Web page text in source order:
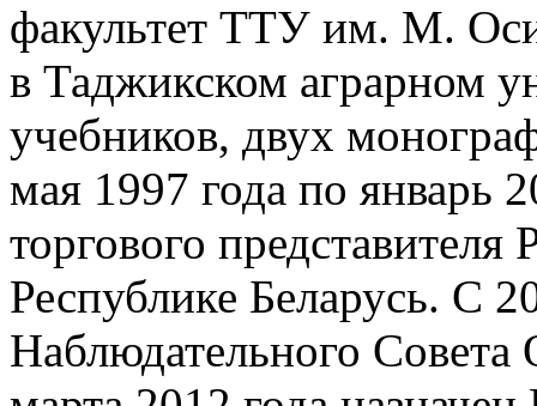
факультет ТТУ им. М.
в Таджикском аграрном
учебников, двух
мая 1997 года по январь
торгового
Республике Беларусь. С
Наблюдательного